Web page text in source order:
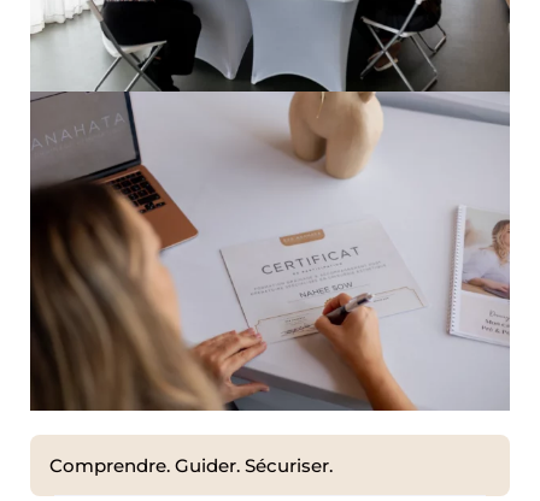
Comprendre. Guider. Sécuriser.